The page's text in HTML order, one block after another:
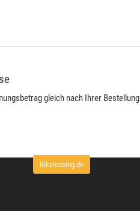
gleich nach Ihrer Bestellung
Bikeleasing.de